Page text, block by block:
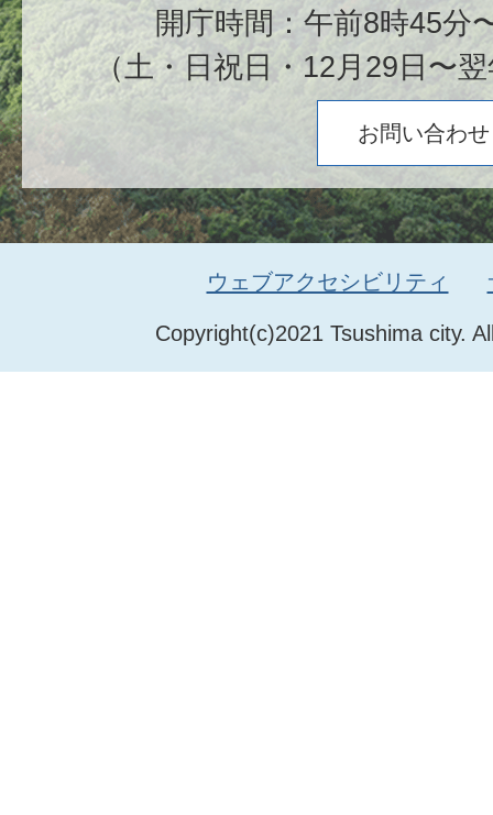
開庁時間：午前8時45分
（土・日祝日・12月29日〜
お問い合わせ
Copyright(c)2021 Tsushima city.
ウェブアクセシビリティ